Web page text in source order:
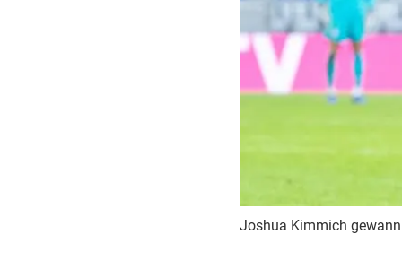
Joshua Kimmich